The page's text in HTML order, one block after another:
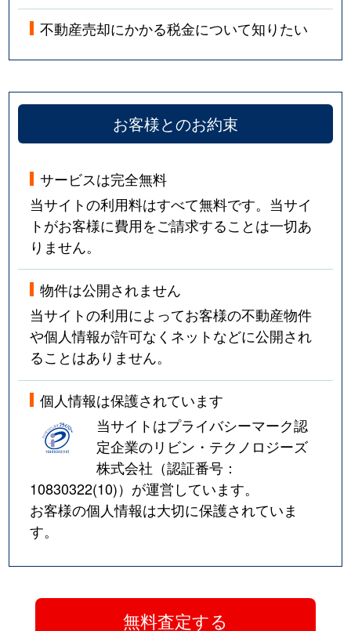
不動産売却にかかる税金について知りたい
お客様とのお約束
サービスは完全無料
当サイトの利用料はすべて無料です。当サイ
トがお客様に費用をご請求することは一切あ
りません。
物件は公開されません
当サイトの利用によってお客様の不動産物件
や個人情報が許可なくネットなどに公開され
ることはありません。
個人情報は保護されています
当サイトはプライバシーマーク認
定企業のリビン・テクノロジーズ
株式会社（認証番号：
10830322(10)）が運営しています。
お客様の個人情報は大切に保護されていま
す。